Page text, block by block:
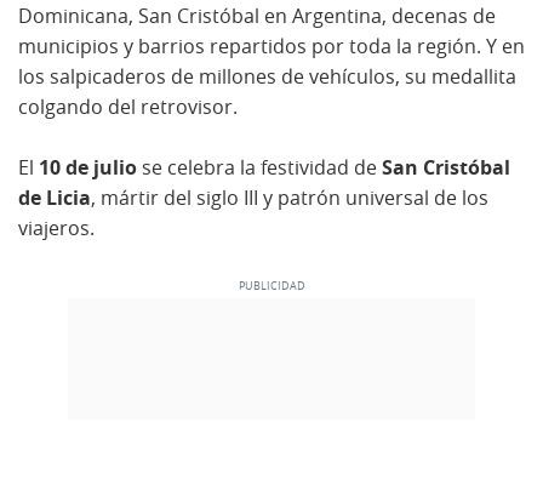
Dominicana, San Cristóbal en Argentina, decenas de
municipios y barrios repartidos por toda la región. Y en
los salpicaderos de millones de vehículos, su medallita
colgando del retrovisor.
El 10 de julio se celebra la festividad deSan Cristóbal
de Licia, mártir del siglo III y patrón universal de los
viajeros.